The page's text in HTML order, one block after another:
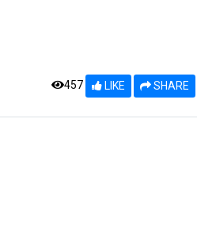
457 LIKE SHARE